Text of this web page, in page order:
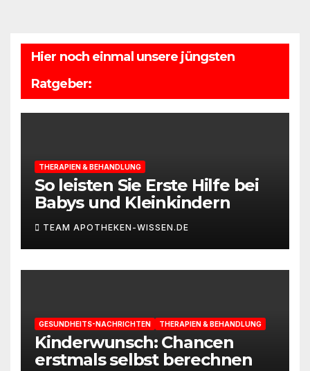
Hier noch einmal unsere jüngsten
Ratgeber:
THERAPIEN & BEHANDLUNG
So leisten Sie Erste Hilfe bei
Babys und Kleinkindern
TEAM APOTHEKEN-WISSEN.DE
GESUNDHEITS-NACHRICHTEN THERAPIEN & BEHANDLUNG
Kinderwunsch: Chancen
erstmals selbst berechnen